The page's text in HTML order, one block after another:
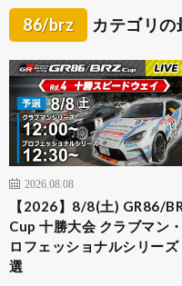
86/brz カテゴリの
2026.08.08
【2026】8/8(土) GR86/
Cup 十勝大会 クラブマン
ロフェッショナルシリーズ
選